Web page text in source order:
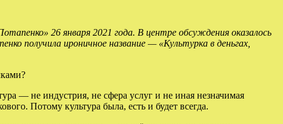
26 января 2021 года. В центре обсуждения оказалось
получила ироничное название — «Культурка в деньгах,
— не индустрия, не сфера услуг и не иная незначимая
Потому культура была, есть и будет всегда.